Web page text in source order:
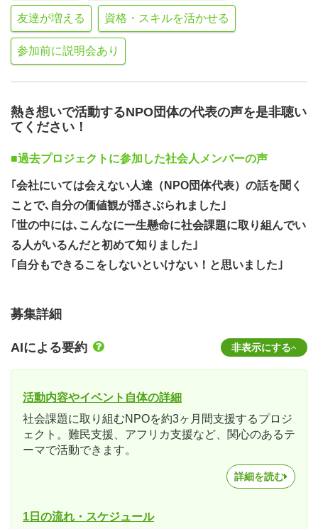
友達が増える 資格・スキルを活かせる
参加前に説明会あり
熱き想いで活動するNPO団体の代表の声を是非聴い
てください！
■過去プロジェクトに参加した社会人メンバーの声
｢会社にいては会えない人達（NPO団体代表）の話を聞く
ことで､自分の価値観が揺さぶられました｣
｢世の中には､こんなに一生懸命に社会課題に取り組んでい
る人がいるんだと初めて知りました｣
｢自分もできるこをしないといけない！と思いました｣
募集詳細
AIによる要約 非表示にする
活動内容やイベント自体の詳細
社会課題に取り組むNPOを約3ヶ月間支援するプロジ
ェクト。難民支援、アフリカ支援など、関心のあるテ
ーマで活動できます。
詳細を読む
1日の流れ・スケジュール